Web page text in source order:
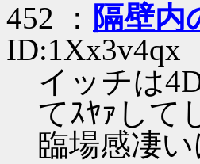
452 ： 隔壁内
ID:1Xx3v4qx
イッチは
てｽﾔｧして
臨場感凄